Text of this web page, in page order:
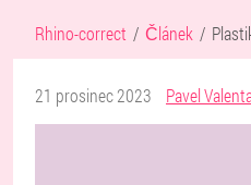
Rhino-correct Článek
21 prosinec 2023 Pavel